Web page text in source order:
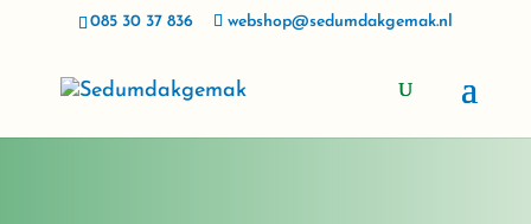
085 30 37 836 webshop@sedumdakgemak.nl